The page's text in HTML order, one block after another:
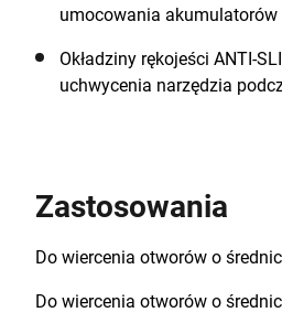
umocowania akumulatorów
Okładziny rękojeści ANTI-
uchwycenia narzędzia
Zastosowania
Do wiercenia otworów o
Do wiercenia otworów o